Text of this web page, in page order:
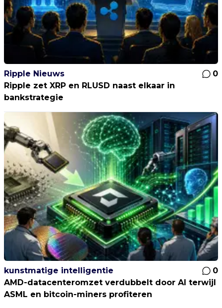
Ripple Nieuws
0
Ripple zet XRP en RLUSD naast elkaar in
bankstrategie
kunstmatige intelligentie
0
AMD-datacenteromzet verdubbelt door AI terwijl
ASML en bitcoin-miners profiteren